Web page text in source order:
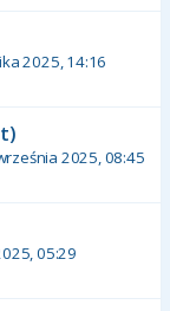
2025, 14:16
2025, 08:45
05:29